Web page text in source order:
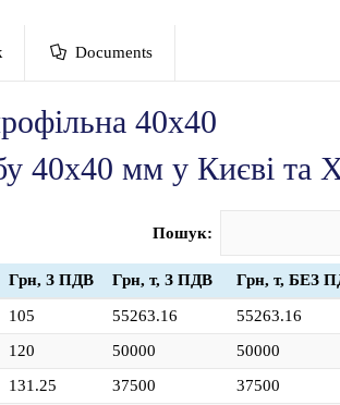
Documents
40х40
40х40 мм у Києві та
Пошук:
Грн, З ПДВ Грн, т, З ПДВ Грн, т, БЕЗ
105 55263.16 55263.16
120 50000 50000
131.25 37500 37500